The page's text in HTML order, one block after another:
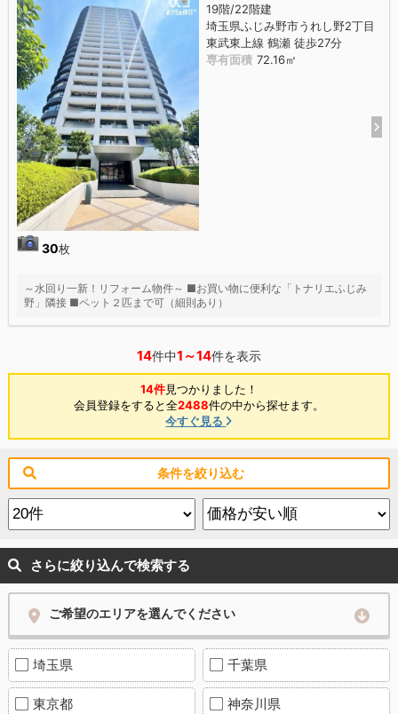
30枚
19階/22階建
埼玉県ふじみ野市うれし野2丁目
東武東上線 鶴瀬 徒歩27分
専有面積 72.16㎡
～水回り一新！リフォーム物件～ ■お買い物に便利な「トナリエふじみ
野」隣接 ■ペット２匹まで可（細則あり）
14件中1～14件を表示
14件見つかりました！
会員登録をすると全2488件の中から探せます。
今すぐ見る
条件を絞り込む
さらに絞り込んで検索する
ご希望のエリアを選んでください
埼玉県 千葉県
東京都 神奈川県